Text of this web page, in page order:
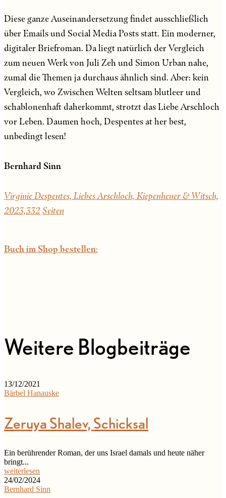
Diese ganze Auseinandersetzung findet ausschließlich
über Emails und Social Media Posts statt. Ein moderner,
digitaler Briefroman. Da liegt natürlich der Vergleich
zum neuen Werk von Juli Zeh und Simon Urban nahe,
zumal die Themen ja durchaus ähnlich sind. Aber: kein
Vergleich, wo Zwischen Welten seltsam blutleer und
schablonenhaft daherkommt, strotzt das Liebe Arschloch
vor Leben. Daumen hoch, Despentes at her best,
unbedingt lesen!
Bernhard Sinn
Virginie Despentes, Liebes Arschloch, Kiepenheuer & Witsch,
2023,332 Seiten
Buch im Shop bestellen:
Weitere Blogbeiträge
13/12/2021
Bärbel Hanauske
Zeruya Shalev, Schicksal
Ein berührender Roman, der uns Israel damals und heute näher
bringt...
weiterlesen
24/02/2024
Bernhard Sinn